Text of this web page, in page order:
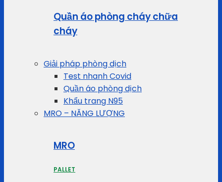
Quần áo phòng cháy chữa
cháy
Giải pháp phòng dịch
Test nhanh Covid
Quần áo phòng dịch
Khẩu trang N95
MRO – NĂNG LƯỢNG
MRO
PALLET